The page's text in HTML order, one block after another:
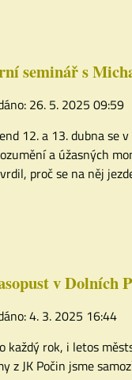
seminář s
26. 5. 2025 09:59
12. a 13. dubna se
a úžasných
proč se na něj
v Dolních
4. 3. 2025 16:44
každý rok, i letos
z JK Počin jsme